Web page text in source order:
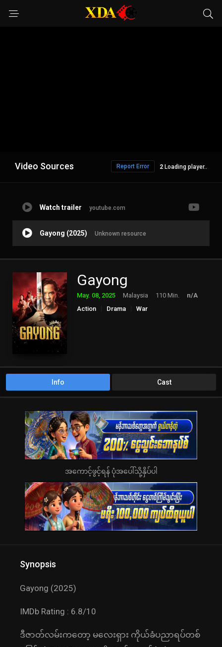
Video Sources 1 Loading player..
Report Error
Watch trailer youtube.com
Gayong (2025) Unknown resource
Gayong
May. 08, 2025 Malaysia 110 Min.
n/A
Action
Drama War
Info Cast
အကောင့်ဖွင့်ရန် ပုံအပေါ်သို့နှိပ်ပါ
Synopsis
Gayong (2025)
IMDb Rating : 6.8/10
ဒီဇာတ်လမ်းကတော့ မလေးရှား ကိုယ်ခံပညာရပ်တစ်